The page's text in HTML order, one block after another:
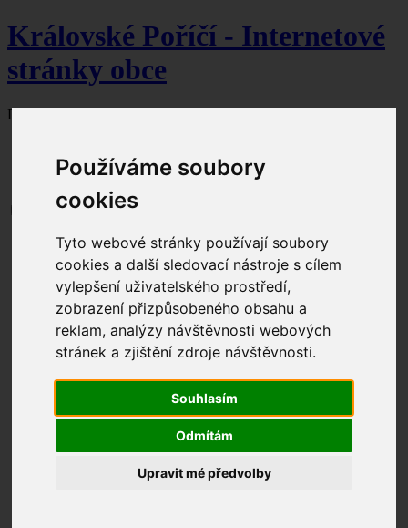
Používáme soubory
cookies
Tyto webové stránky používají soubory
cookies a další sledovací nástroje s cílem
vylepšení uživatelského prostředí,
zobrazení přizpůsobeného obsahu a
reklam, analýzy návštěvnosti webových
stránek a zjištění zdroje návštěvnosti.
Souhlasím
Odmítám
Upravit mé předvolby
Královské Poříčí - Internetové
stránky obce
Dnes je
Aktuální dění
Obecní úřad
Úřední hodiny
Kontakty
Zastupitelstvo
Seznam čerpaných dotací
Dokumenty ke stažení
Formuláře ke stažení
Povinné informace
Odpadové hospodářství
Zpravodaj
O Královském Poříčí
Základní údaje